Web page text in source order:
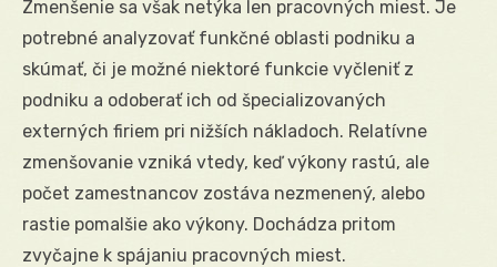
Zmenšenie sa však netýka len pracovných miest. Je
potrebné analyzovať funkčné oblasti podniku a
skúmať, či je možné niektoré funkcie vyčleniť z
podniku a odoberať ich od špecializovaných
externých firiem pri nižších nákladoch. Relatívne
zmenšovanie vzniká vtedy, keď výkony rastú, ale
počet zamestnancov zostáva nezmenený, alebo
rastie pomalšie ako výkony. Dochádza pritom
zvyčajne k spájaniu pracovných miest.